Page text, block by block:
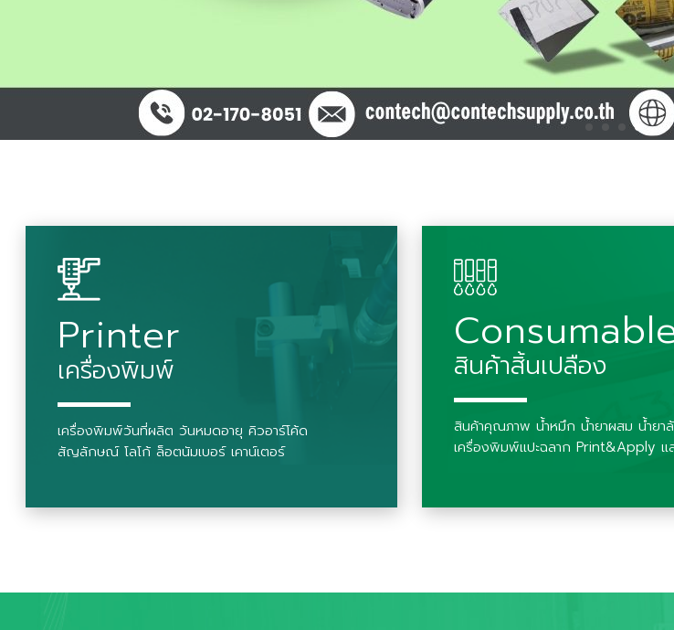
Printer
เครื่องพิมพ์
เครื่องพิมพ์วันที่ผลิต วันหมดอายุ คิวอาร์โค้ด
สัญลักษณ์ โลโก้ ล็อตนัมเบอร์ เคาน์เตอร์
สินค้าสิ้นเปลือง
สินค้าคุณภาพ น้ำหมึก น้ำยาผสม น้ำยา
เครื่องพิมพ์แปะฉลาก Print&Apply แ